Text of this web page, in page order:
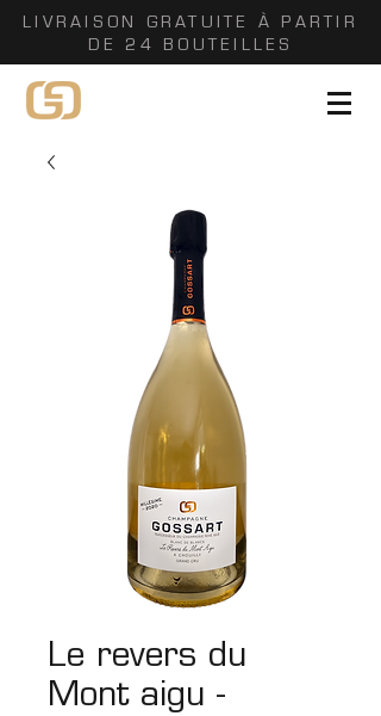
LIVRAISON GRATUITE À PARTIR
DE 24 BOUTEILLES
Le revers du
Mont aigu -